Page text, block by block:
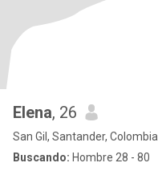
Elena, 26
San Gil, Santander, Colombia
Buscando: Hombre 28 - 80